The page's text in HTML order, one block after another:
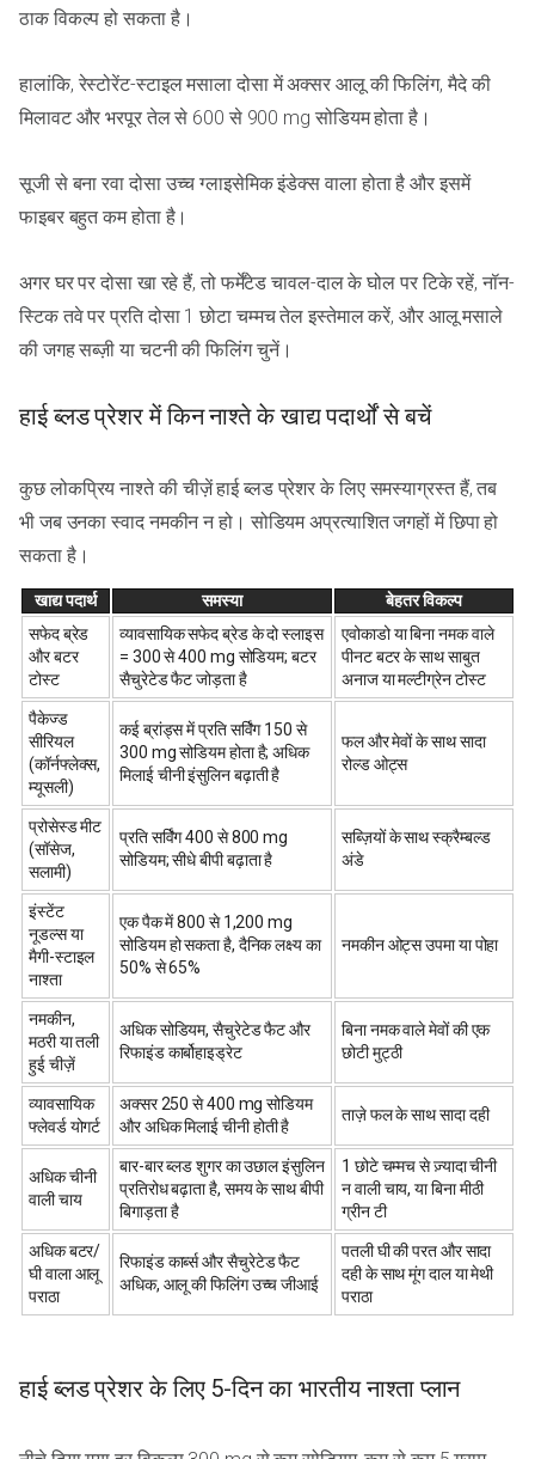
ठाक विकल्प हो सकता है।
हालांकि, रेस्टोरेंट-स्टाइल मसाला दोसा में अक्सर आलू की फिलिंग, मैदे की
मिलावट और भरपूर तेल से 600 से 900 mg सोडियम होता है।
सूजी से बना रवा दोसा उच्च ग्लाइसेमिक इंडेक्स वाला होता है और इसमें
फाइबर बहुत कम होता है।
अगर घर पर दोसा खा रहे हैं, तो फर्मेंटेड चावल-दाल के घोल पर टिके रहें, नॉन-
स्टिक तवे पर प्रति दोसा 1 छोटा चम्मच तेल इस्तेमाल करें, और आलू मसाले
की जगह सब्ज़ी या चटनी की फिलिंग चुनें।
हाई ब्लड प्रेशर में किन नाश्ते के खाद्य पदार्थों से बचें
कुछ लोकप्रिय नाश्ते की चीज़ें हाई ब्लड प्रेशर के लिए समस्याग्रस्त हैं, तब
भी जब उनका स्वाद नमकीन न हो। सोडियम अप्रत्याशित जगहों में छिपा हो
सकता है।
खाद्य पदार्थ समस्या
बेहतर विकल्प
सफेद ब्रेड
और बटर
टोस्ट
व्यावसायिक सफेद ब्रेड के दो स्लाइस
= 300 से 400 mg सोडियम; बटर
सैचुरेटेड फैट जोड़ता है
एवोकाडो या बिना नमक वाले
पीनट बटर के साथ साबुत
अनाज या मल्टीग्रेन टोस्ट
पैकेज्ड
सीरियल
(कॉर्नफ्लेक्स,
म्यूसली)
कई ब्रांड्स में प्रति सर्विंग 150 से
300 mg सोडियम होता है; अधिक
मिलाई चीनी इंसुलिन बढ़ाती है
फल और मेवों के साथ सादा
रोल्ड ओट्स
प्रोसेस्ड मीट
(सॉसेज,
सलामी)
प्रति सर्विंग 400 से 800 mg
सोडियम; सीधे बीपी बढ़ाता है
सब्ज़ियों के साथ स्क्रैम्बल्ड
अंडे
इंस्टेंट
नूडल्स या
मैगी-स्टाइल
नाश्ता
एक पैक में 800 से 1,200 mg
सोडियम हो सकता है, दैनिक लक्ष्य का
50% से 65%
नमकीन ओट्स उपमा या पोहा
नमकीन,
मठरी या तली
हुई चीज़ें
अधिक सोडियम, सैचुरेटेड फैट और
रिफाइंड कार्बोहाइड्रेट
बिना नमक वाले मेवों की एक
छोटी मुट्ठी
व्यावसायिक
फ्लेवर्ड योगर्ट
अक्सर 250 से 400 mg सोडियम
और अधिक मिलाई चीनी होती है
ताज़े फल के साथ सादा दही
अधिक चीनी
वाली चाय
बार-बार ब्लड शुगर का उछाल इंसुलिन
प्रतिरोध बढ़ाता है, समय के साथ बीपी
बिगाड़ता है
1 छोटे चम्मच से ज़्यादा चीनी
न वाली चाय, या बिना मीठी
ग्रीन टी
अधिक बटर/
घी वाला आलू
पराठा
रिफाइंड कार्ब्स और सैचुरेटेड फैट
अधिक, आलू की फिलिंग उच्च जीआई
पतली घी की परत और सादा
दही के साथ मूंग दाल या मेथी
पराठा
हाई ब्लड प्रेशर के लिए 5-दिन का भारतीय नाश्ता प्लान